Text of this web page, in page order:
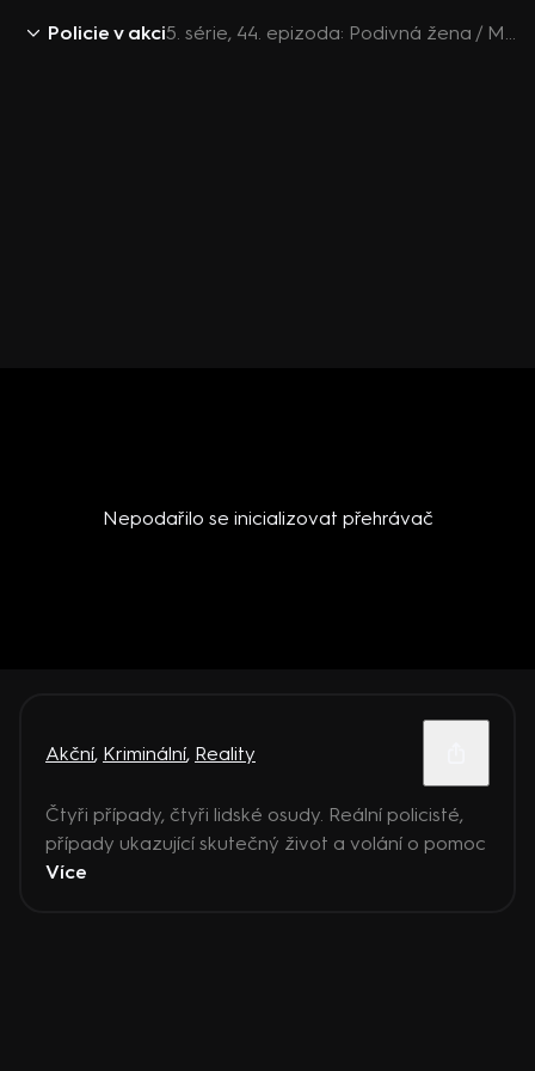
Policie v akci 5. série, 44. epizoda: Podivná žena / Moderní seniorka / Feťák a stařečci / Odstavné parkoviště
Nepodařilo se inicializovat přehrávač
Akční, Kriminální, Reality
Čtyři případy, čtyři lidské osudy. Reální policisté,
případy ukazující skutečný život a volání o pomoc
Více